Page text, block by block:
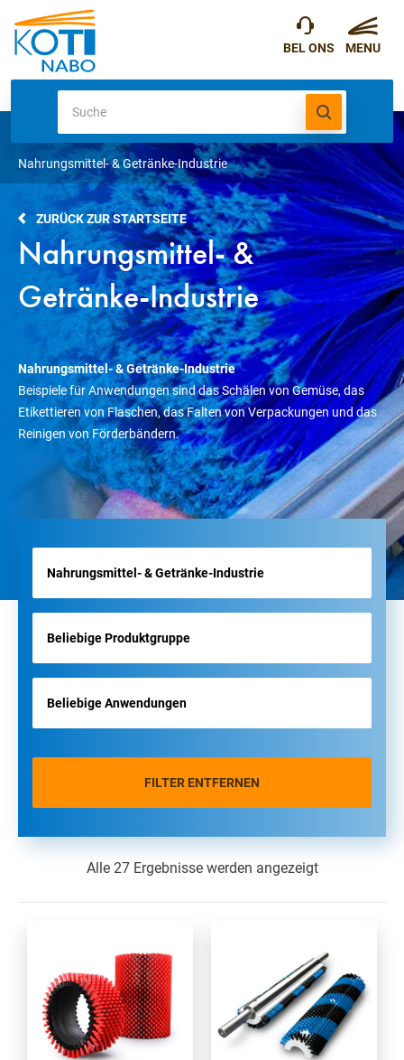
Nahrungsmittel- & Getränke-Industrie
ZURÜCK ZUR STARTSEITE
Nahrungsmittel- &
Getränke-Industrie
Nahrungsmittel- & Getränke-Industrie
Beispiele für Anwendungen sind das Schälen von Gemüse, das
Etikettieren von Flaschen, das Falten von Verpackungen und das
Reinigen von Förderbändern.
FILTER ENTFERNEN
Alle 27 Ergebnisse werden angezeigt